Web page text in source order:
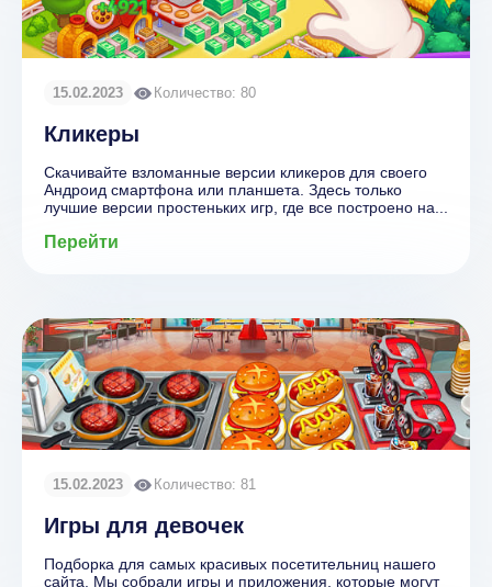
15.02.2023 Количество: 80
Кликеры
Скачивайте взломанные версии кликеров для своего
Андроид смартфона или планшета. Здесь только
лучшие версии простеньких игр, где все построено на...
Перейти
15.02.2023 Количество: 81
Игры для девочек
Подборка для самых красивых посетительниц нашего
сайта. Мы собрали игры и приложения, которые могут